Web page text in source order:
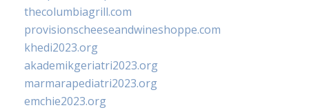
thecolumbiagrill.com
provisionscheeseandwineshoppe.com
khedi2023.org
akademikgeriatri2023.org
marmarapediatri2023.org
emchie2023.org